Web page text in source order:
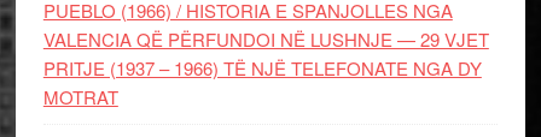
PUEBLO (1966) / HISTORIA E SPANJOLLES NGA
VALENCIA QË PËRFUNDOI NË LUSHNJE — 29 VJET
PRITJE (1937 – 1966) TË NJË TELEFONATE NGA DY
MOTRAT